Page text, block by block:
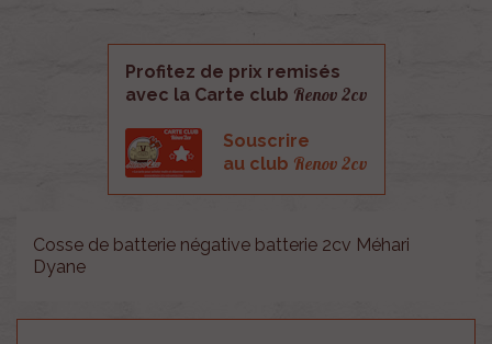
Profitez de prix remisés
avec la Carte club Renov 2cv
Souscrire
au club Renov 2cv
Cosse de batterie négative batterie 2cv Méhari
Dyane